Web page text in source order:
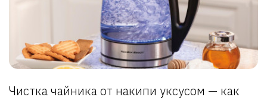
Чистка чайника от накипи уксусом — как